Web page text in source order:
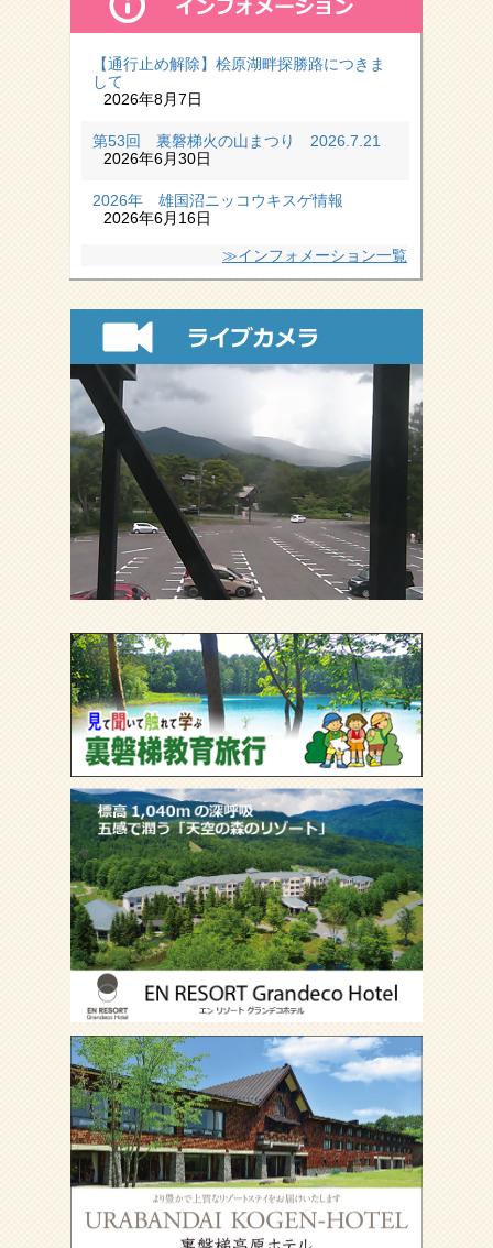
【通行止め解除】桧原湖畔探勝路につきま
して
2026年8月7日
第53回 裏磐梯火の山まつり 2026.7.21
2026年6月30日
2026年 雄国沼ニッコウキスゲ情報
2026年6月16日
≫インフォメーション一覧